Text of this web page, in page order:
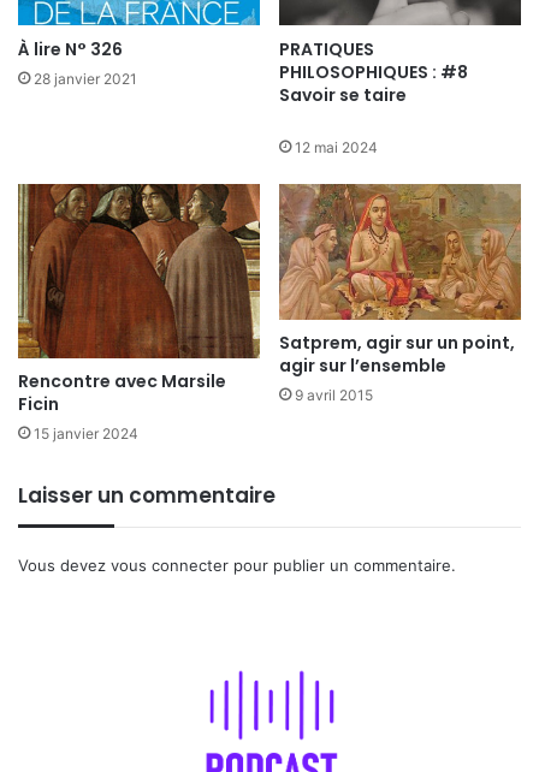
À lire N° 326
28 janvier 2021
PRATIQUES
PHILOSOPHIQUES : #8
Savoir se taire
12 mai 2024
Rencontre avec Marsile
Ficin
15 janvier 2024
Satprem, agir sur un point,
agir sur l’ensemble
9 avril 2015
Laisser un commentaire
Vous devez vous connecter pour publier un commentaire.